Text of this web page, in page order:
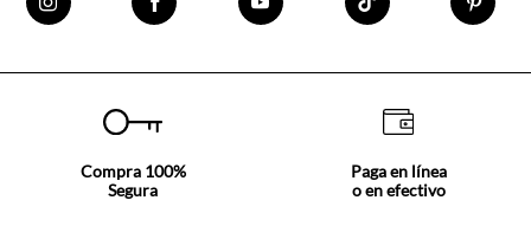
Compra 100%
Segura
Paga en línea
o en efectivo